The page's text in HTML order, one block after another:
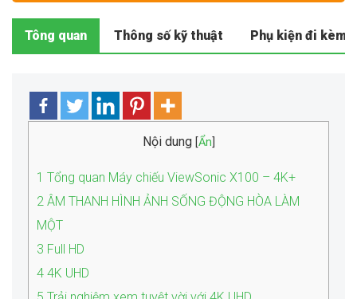
Tông quan Thông số kỹ thuật Phụ kiện đi kèm
Nội dung [Ẩn
1 Tổng quan Máy chiếu ViewSonic X100 – 4K+
2 ÂM THANH HÌNH ẢNH SỐNG ĐỘNG HÒA LÀM
MỘT
3 Full HD
4 4K UHD